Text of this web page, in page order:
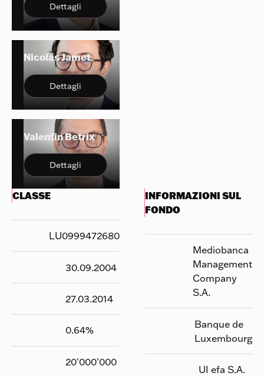
Dettagli
Nicolas Jamet
Dettagli
Valentin Betrix
Dettagli
CLASSE
LU0999472680
30.09.2004
27.03.2014
0.64%
20'000'000
INFORMAZIONI SUL
FONDO
Mediobanca
Management
Company
S.A.
Banque de
Luxembourg
UI efa S.A.